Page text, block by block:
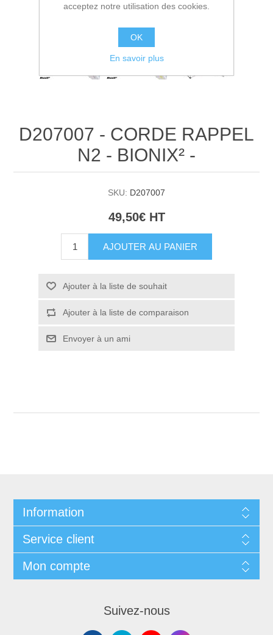
D207007 - CORDE RAPPEL
N2 - BIONIX² -
SKU: D207007
49,50€ HT
AJOUTER AU PANIER
Ajouter à la liste de souhait
Ajouter à la liste de comparaison
Envoyer à un ami
Information
Service client
Mon compte
Suivez-nous
acceptez notre utilisation des cookies.
OK
En savoir plus